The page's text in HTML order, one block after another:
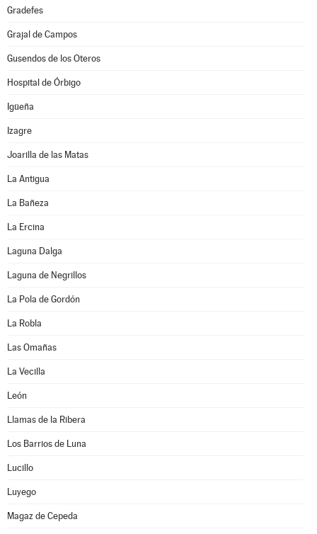
Gradefes
Grajal de Campos
Gusendos de los Oteros
Hospital de Órbigo
Igüeña
Izagre
Joarilla de las Matas
La Antigua
La Bañeza
La Ercina
Laguna Dalga
Laguna de Negrillos
La Pola de Gordón
La Robla
Las Omañas
La Vecilla
León
Llamas de la Ribera
Los Barrios de Luna
Lucillo
Luyego
Magaz de Cepeda